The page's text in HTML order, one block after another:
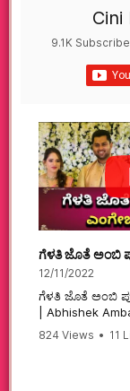
Cini
9.1K
ಗೆಳತಿ ಜೊತೆ ಅಂಬಿ
12/11/2022
ಗೆಳತಿ ಜೊತೆ ಅಂಬಿ
| Abhishek
824 Views • 11